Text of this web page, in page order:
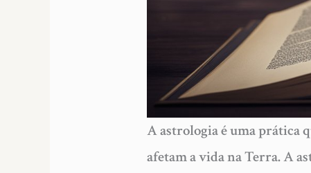
A astrologia é uma prática
afetam a vida na Terra. A